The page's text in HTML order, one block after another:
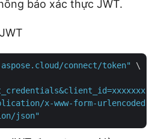
báo xác thực JWT.
connect/token"
\
x-www-form-urlencoded"
json"